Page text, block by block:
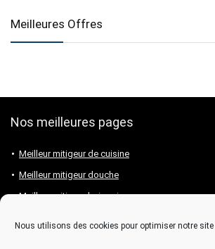
Nous utilisons des cookies pour optimiser notre site
Meilleures Offres
Nos meilleures pages
Meilleur mitigeur de cuisine
Meilleur mitigeur douche
Meilleur mitigeur baignoire